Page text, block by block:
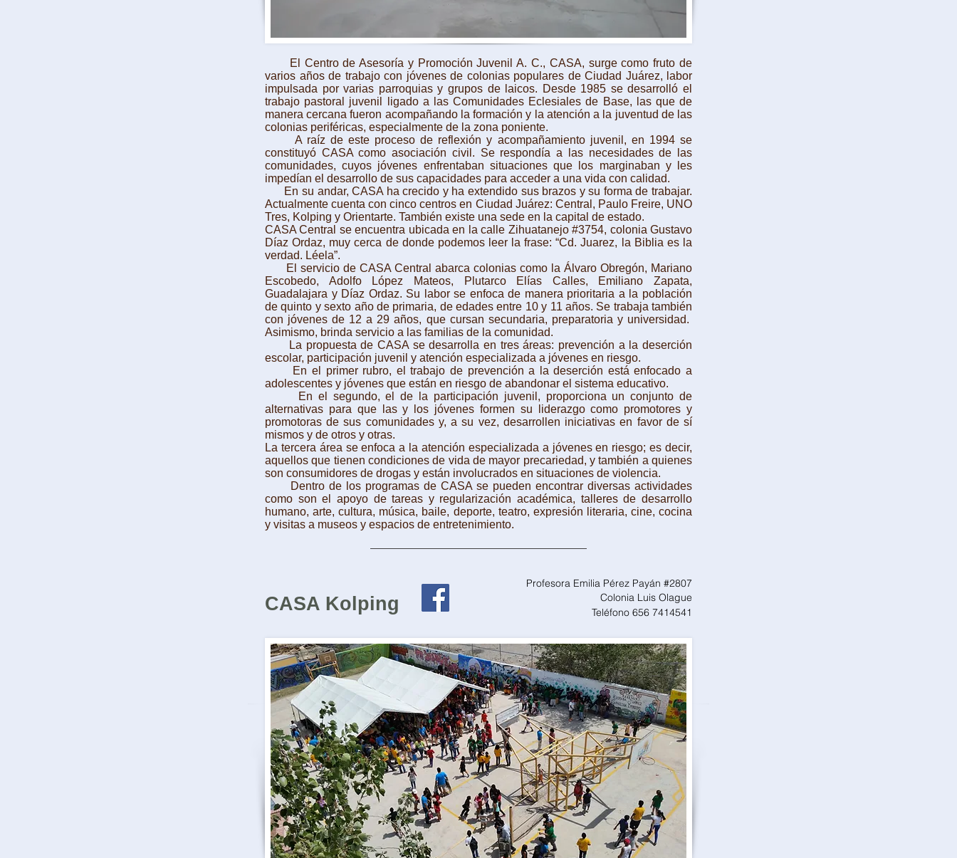
El Centro de Asesoría y Promoción Juvenil A. C., CASA, surge como fruto de
varios años de trabajo con jóvenes de colonias populares de Ciudad Juárez, labor
impulsada por varias parroquias y grupos de laicos. Desde 1985 se desarrolló el
trabajo pastoral juvenil ligado a las Comunidades Eclesiales de Base, las que de
manera cercana fueron acompañando la formación y la atención a la juventud de las
colonias periféricas, especialmente de la zona poniente.
A raíz de este proceso de reflexión y acompañamiento juvenil, en 1994 se
constituyó CASA como asociación civil. Se respondía a las necesidades de las
comunidades, cuyos jóvenes enfrentaban situaciones que los marginaban y les
impedían el desarrollo de sus capacidades para acceder a una vida con calidad.
En su andar, CASA ha crecido y ha extendido sus brazos y su forma de trabajar.
Actualmente cuenta con cinco centros en Ciudad Juárez: Central, Paulo Freire, UNO
Tres, Kolping y Orientarte. También existe una sede en la capital de estado.
CASA Central se encuentra ubicada en la calle Zihuatanejo #3754, colonia Gustavo
Díaz Ordaz, muy cerca de donde podemos leer la frase: “Cd. Juarez, la Biblia es la
verdad. Léela”.
El servicio de CASA Central abarca colonias como la Álvaro Obregón, Mariano
Escobedo, Adolfo López Mateos, Plutarco Elías Calles, Emiliano Zapata,
Guadalajara y Díaz Ordaz. Su labor se enfoca de manera prioritaria a la población
de quinto y sexto año de primaria, de edades entre 10 y 11 años. Se trabaja también
con jóvenes de 12 a 29 años, que cursan secundaria, preparatoria y universidad.
Asimismo, brinda servicio a las familias de la comunidad.
La propuesta de CASA se desarrolla en tres áreas: prevención a la deserción
escolar, participación juvenil y atención especializada a jóvenes en riesgo.
En el primer rubro, el trabajo de prevención a la deserción está enfocado a
adolescentes y jóvenes que están en riesgo de abandonar el sistema educativo.
En el segundo, el de la participación juvenil, proporciona un conjunto de
alternativas para que las y los jóvenes formen su liderazgo como promotores y
promotoras de sus comunidades y, a su vez, desarrollen iniciativas en favor de sí
mismos y de otros y otras.
La tercera área se enfoca a la atención especializada a jóvenes en riesgo; es decir,
aquellos que tienen condiciones de vida de mayor precariedad, y también a quienes
son consumidores de drogas y están involucrados en situaciones de violencia.
Dentro de los programas de CASA se pueden encontrar diversas actividades
como son el apoyo de tareas y regularización académica, talleres de desarrollo
humano, arte, cultura, música, baile, deporte, teatro, expresión literaria, cine, cocina
y visitas a museos y espacios de entretenimiento.
CASA Kolping
Profesora Emilia Pérez Payán #2807
Colonia Luis Olague
Teléfono 656 7414541